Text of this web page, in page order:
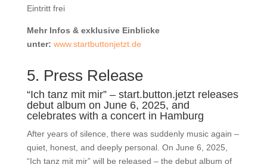
Eintritt frei
Mehr Infos & exklusive Einblicke
unter: www.startbuttonjetzt.de
5. Press Release
“Ich tanz mit mir” – start.button.jetzt releases
debut album on June 6, 2025, and
celebrates with a concert in Hamburg
After years of silence, there was suddenly music again –
quiet, honest, and deeply personal. On June 6, 2025,
“Ich tanz mit mir” will be released – the debut album of